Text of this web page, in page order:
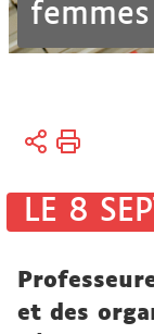
Vous
Accueil
de la
LE 8
et des